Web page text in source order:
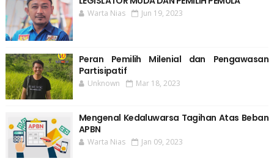
Warta Nias Jun 19, 2023
Peran Pemilih Milenial dan Pengawasan
Partisipatif
Unknown Mar 18, 2023
Mengenal Kedaluwarsa Tagihan Atas Beban
APBN
Warta Nias Jan 09, 2023